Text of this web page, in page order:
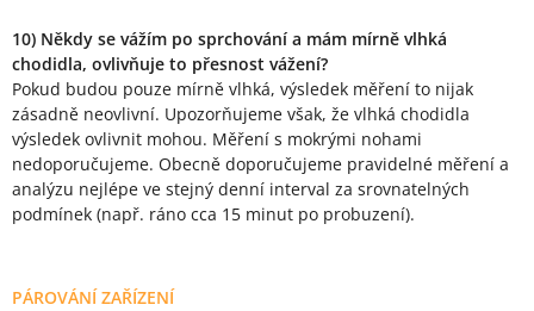
10) Někdy se vážím po sprchování a mám mírně vlhká
chodidla, ovlivňuje to přesnost vážení?
Pokud budou pouze mírně vlhká, výsledek měření to nijak
zásadně neovlivní. Upozorňujeme však, že vlhká chodidla
výsledek ovlivnit mohou. Měření s mokrými nohami
nedoporučujeme. Obecně doporučujeme pravidelné měření a
analýzu nejlépe ve stejný denní interval za srovnatelných
podmínek (např. ráno cca 15 minut po probuzení).
PÁROVÁNÍ ZAŘÍZENÍ